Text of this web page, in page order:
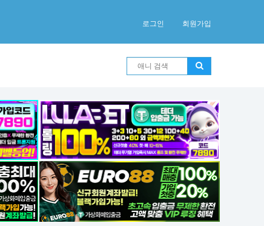
로그인 회원가입